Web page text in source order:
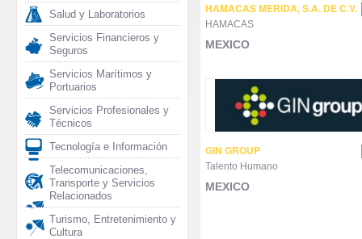
Salud y Laboratorios
Servicios Financieros y
Seguros
Servicios Marítimos y
Portuarios
Servicios Profesionales y
Técnicos
Tecnología e Información
Telecomunicaciones,
Transporte y Servicios
Relacionados
Turismo, Entretenimiento y
Cultura
HAMACAS MERIDA, S.A. DE C.V.
HAMACAS
MEXICO
GIN GROUP
Talento Humano
MEXICO